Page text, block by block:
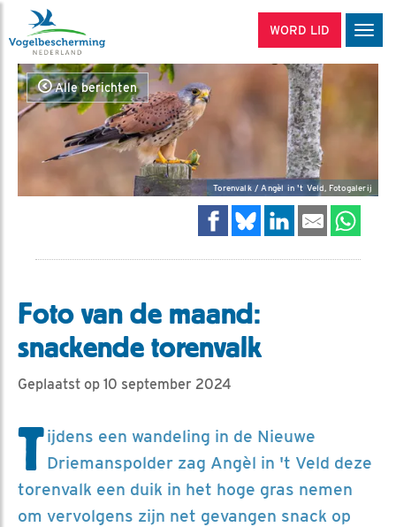
WORD LID
Alle berichten
Torenvalk / Angèl in 't Veld, Fotogalerij
Foto van de maand:
snackende torenvalk
Geplaatst op 10 september 2024
Tijdens een wandeling in de Nieuwe
Driemanspolder zag Angèl in 't Veld deze
torenvalk een duik in het hoge gras nemen
om vervolgens zijn net gevangen snack op